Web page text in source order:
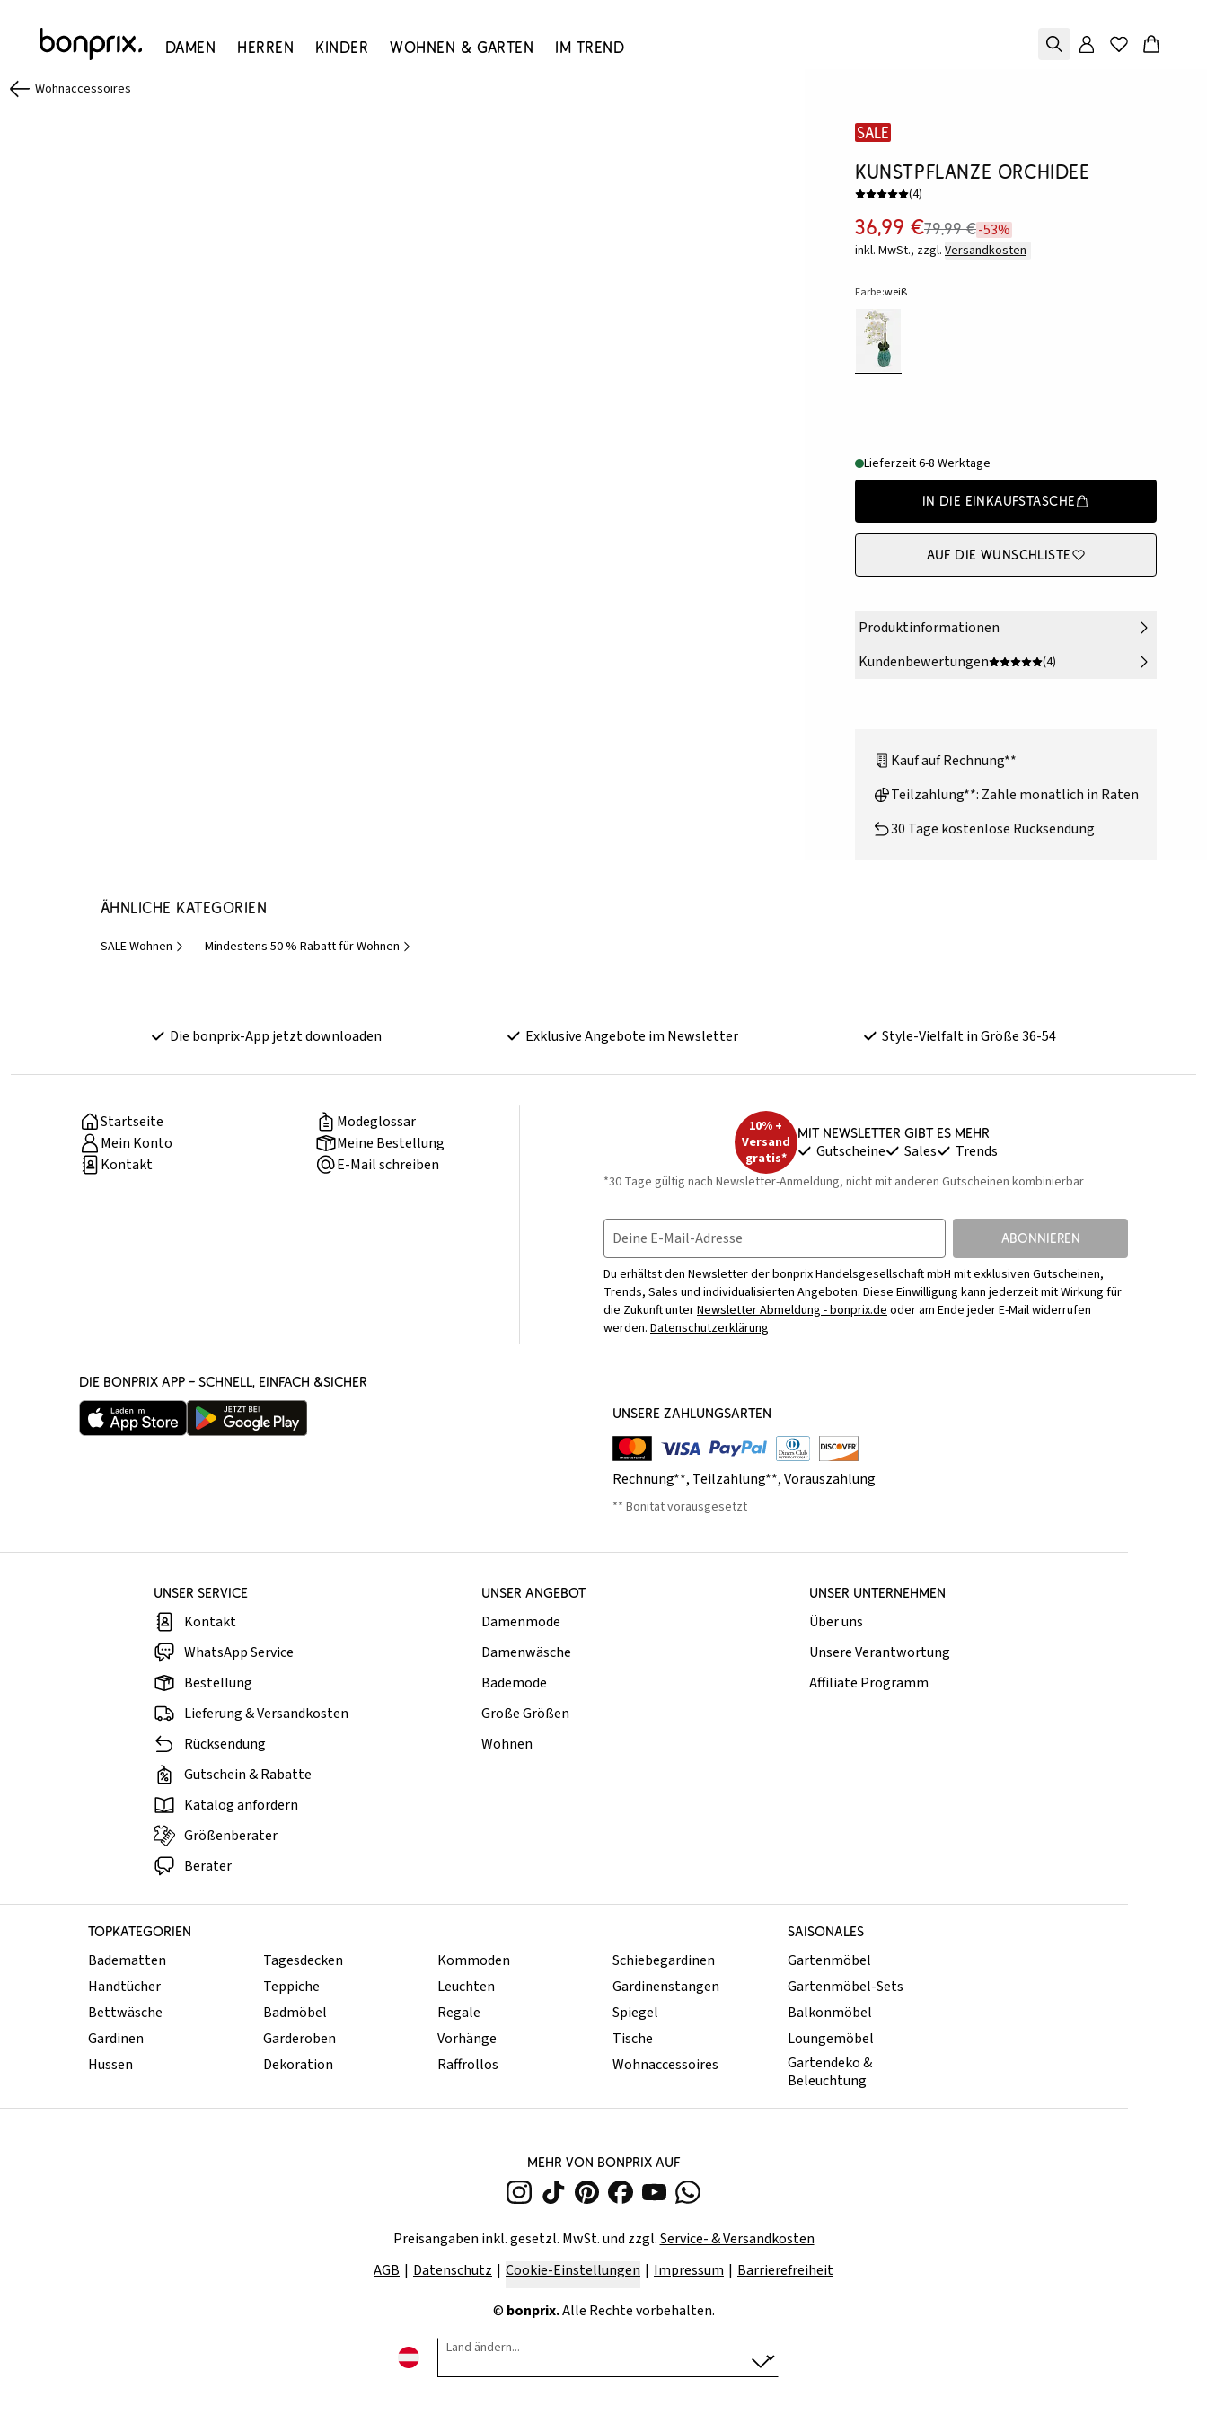
Damen Herren Kinder Wohnen & Garten Im Trend
Wohnaccessoires
SALE
Kunstpflanze Orchidee
(4)
36,99 €79,99 €-53%
inkl. MwSt., zzgl. Versandkosten
Farbe:weiß
Lieferzeit 6-8 Werktage
In die Einkaufstasche
Auf die Wunschliste
Produktinformationen
Kundenbewertungen
(4)
Kauf auf Rechnung**
Teilzahlung**: Zahle monatlich in Raten
30 Tage kostenlose Rücksendung
Ähnliche Kategorien
SALE Wohnen Mindestens 50 % Rabatt für Wohnen
Die bonprix-App jetzt downloaden Exklusive Angebote im Newsletter Style-Vielfalt in Größe 36-54
Startseite
Modeglossar
Mein Konto
Meine Bestellung
Kontakt
E-Mail schreiben
10% +
Versand
gratis*
Mit Newsletter gibt es mehr
Gutscheine Sales Trends
*30 Tage gültig nach Newsletter-Anmeldung, nicht mit anderen Gutscheinen kombinierbar
Deine E-Mail-Adresse ABONNIEREN
Du erhältst den Newsletter der bonprix Handelsgesellschaft mbH mit exklusiven Gutscheinen,
Trends, Sales und individualisierten Angeboten. Diese Einwilligung kann jederzeit mit Wirkung für
die Zukunft unterNewsletter Abmeldung - bonprix.deoder am Ende jeder E-Mail widerrufen
werden. Datenschutzerklärung
DIE BONPRIX APP – SCHNELL, EINFACH &SICHER
UNSERE ZAHLUNGSARTEN
Rechnung**, Teilzahlung**,Vorauszahlung
** Bonität vorausgesetzt
UNSER SERVICE
Kontakt
WhatsApp Service
Bestellung
Lieferung & Versandkosten
Rücksendung
Gutschein & Rabatte
Katalog anfordern
Größenberater
Berater
UNSER ANGEBOT
Damenmode
Damenwäsche
Bademode
Große Größen
Wohnen
UNSER UNTERNEHMEN
Über uns
Unsere Verantwortung
Affiliate Programm
TOPKATEGORIEN SAISONALES
Badematten
Handtücher
Bettwäsche
Gardinen
Hussen
Tagesdecken
Teppiche
Badmöbel
Garderoben
Dekoration
Kommoden
Leuchten
Regale
Vorhänge
Raffrollos
Schiebegardinen
Gardinenstangen
Spiegel
Tische
Wohnaccessoires
Gartenmöbel
Gartenmöbel-Sets
Balkonmöbel
Loungemöbel
Gartendeko &
Beleuchtung
MEHR VON BONPRIX AUF
Preisangaben inkl. gesetzl. MwSt. und zzgl.Service- & Versandkosten
AGB
Datenschutz Cookie-Einstellungen Impressum Barrierefreiheit
© bonprix.Alle Rechte vorbehalten.
Land ändern...